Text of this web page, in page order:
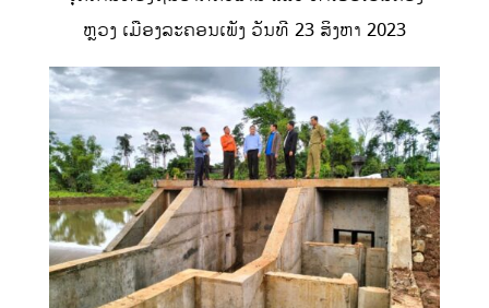
ຫຼວງ ເມືອງລະຄອນເພັງ ວັນທີ 23 ສິງຫາ 2023